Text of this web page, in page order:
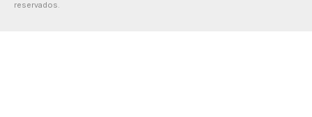
reservados.